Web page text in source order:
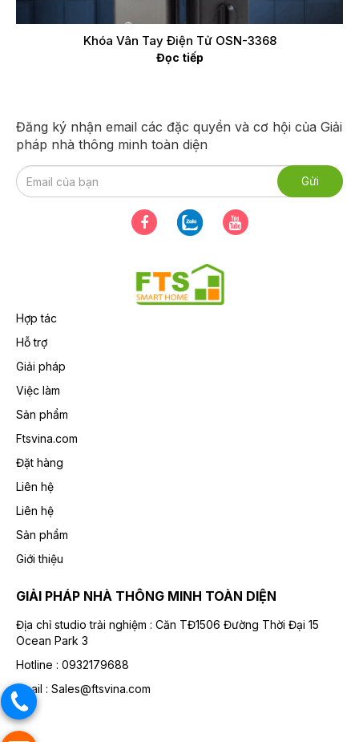
Khóa Vân Tay Điện Tử OSN-3368
Đọc tiếp
Đăng ký nhận email các đặc quyền và cơ hội của Giải
pháp nhà thông minh toàn diện
Hợp tác
Hỗ trợ
Giải pháp
Việc làm
Sản phẩm
Ftsvina.com
Đặt hàng
Liên hệ
Liên hệ
Sản phẩm
Giới thiệu
GIẢI PHÁP NHÀ THÔNG MINH TOÀN DIỆN
Địa chỉ studio trải nghiệm : Căn TĐ1506 Đường Thời Đại 15
Ocean Park 3
Hotline : 0932179688
Email : Sales@ftsvina.com